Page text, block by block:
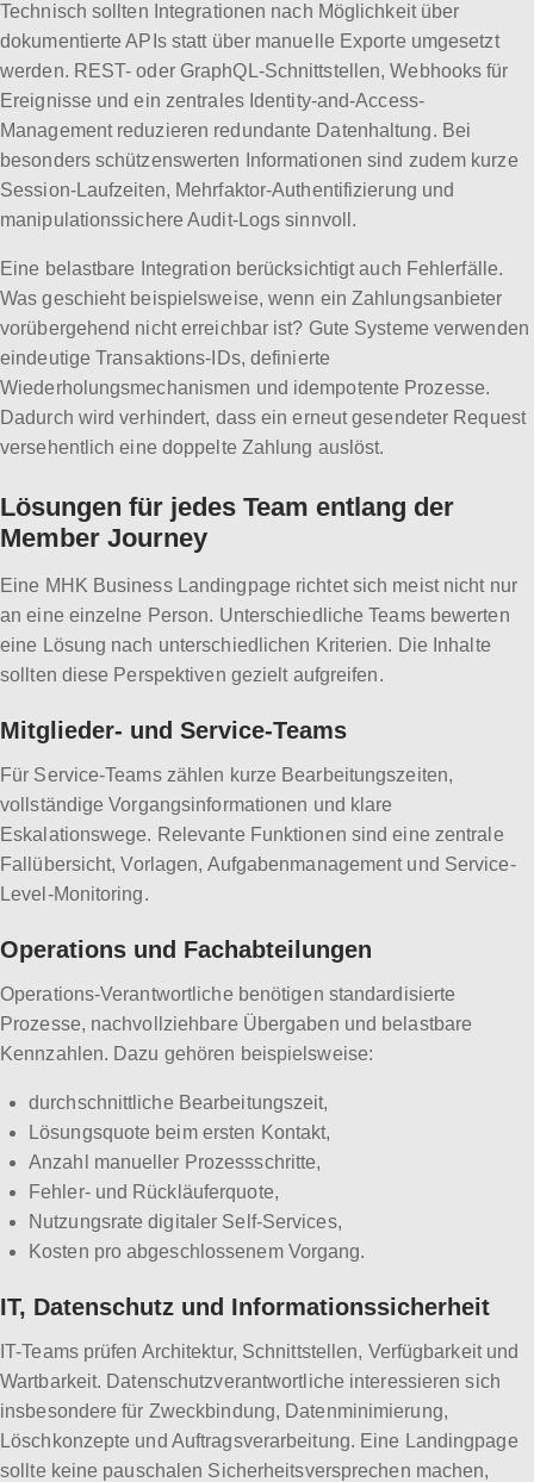
Technisch sollten Integrationen nach Möglichkeit über
dokumentierte APIs statt über manuelle Exporte umgesetzt
werden. REST- oder GraphQL-Schnittstellen, Webhooks für
Ereignisse und ein zentrales Identity-and-Access-
Management reduzieren redundante Datenhaltung. Bei
besonders schützenswerten Informationen sind zudem kurze
Session-Laufzeiten, Mehrfaktor-Authentifizierung und
manipulationssichere Audit-Logs sinnvoll.
Eine belastbare Integration berücksichtigt auch Fehlerfälle.
Was geschieht beispielsweise, wenn ein Zahlungsanbieter
vorübergehend nicht erreichbar ist? Gute Systeme verwenden
eindeutige Transaktions-IDs, definierte
Wiederholungsmechanismen und idempotente Prozesse.
Dadurch wird verhindert, dass ein erneut gesendeter Request
versehentlich eine doppelte Zahlung auslöst.
Lösungen für jedes Team entlang der
Member Journey
Eine MHK Business Landingpage richtet sich meist nicht nur
an eine einzelne Person. Unterschiedliche Teams bewerten
eine Lösung nach unterschiedlichen Kriterien. Die Inhalte
sollten diese Perspektiven gezielt aufgreifen.
Mitglieder- und Service-Teams
Für Service-Teams zählen kurze Bearbeitungszeiten,
vollständige Vorgangsinformationen und klare
Eskalationswege. Relevante Funktionen sind eine zentrale
Fallübersicht, Vorlagen, Aufgabenmanagement und Service-
Level-Monitoring.
Operations und Fachabteilungen
Operations-Verantwortliche benötigen standardisierte
Prozesse, nachvollziehbare Übergaben und belastbare
Kennzahlen. Dazu gehören beispielsweise:
durchschnittliche Bearbeitungszeit,
Lösungsquote beim ersten Kontakt,
Anzahl manueller Prozessschritte,
Fehler- und Rückläuferquote,
Nutzungsrate digitaler Self-Services,
Kosten pro abgeschlossenem Vorgang.
IT, Datenschutz und Informationssicherheit
IT-Teams prüfen Architektur, Schnittstellen, Verfügbarkeit und
Wartbarkeit. Datenschutzverantwortliche interessieren sich
insbesondere für Zweckbindung, Datenminimierung,
Löschkonzepte und Auftragsverarbeitung. Eine Landingpage
sollte keine pauschalen Sicherheitsversprechen machen,